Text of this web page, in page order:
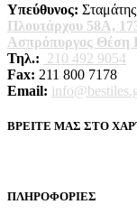
Υπεύθυνος:
Πλουτάρχου 58Α,
Ασπρόπυργος Θέση
Τηλ.: 210 492 9054
Fax: 211 800 7178
Email:
ΒΡΕΙΤΕ ΜΑΣ ΣΤΟ
ΠΛΗΡΟΦΟΡΙΕΣ